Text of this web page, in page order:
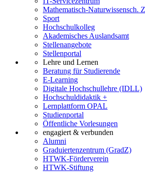
Mathematisch-Naturwissensch.
Sport
Hochschulkolleg
Akademisches Auslandsamt
Stellenangebote
Stellenportal
Lehre und Lernen
Beratung für Studierende
E-Learning
Digitale Hochschullehre (IDLL)
Hochschuldidaktik +
Lernplattform OPAL
Studienportal
Öffentliche Vorlesungen
engagiert & verbunden
Alumni
Graduiertenzentrum (GradZ)
HTWK-Förderverein
HTWK-Stiftung